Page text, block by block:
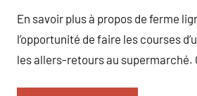
En savoir plus à propos de ferme
l’opportunité de faire les courses
les allers-retours au